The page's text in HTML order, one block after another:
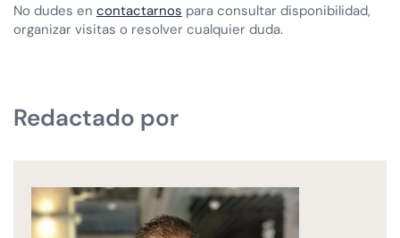
No dudes en contactarnos para consultar disponibilidad,
organizar visitas o resolver cualquier duda.
Redactado por